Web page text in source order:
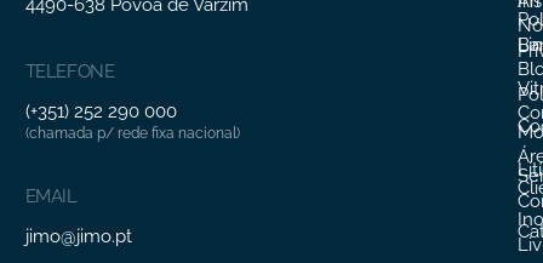
4490-638 Póvoa de Varzim
TELEFONE
(+351) 252 290 000
(chamada p/ rede fixa nacional)
EMAIL
jimo@jimo.pt